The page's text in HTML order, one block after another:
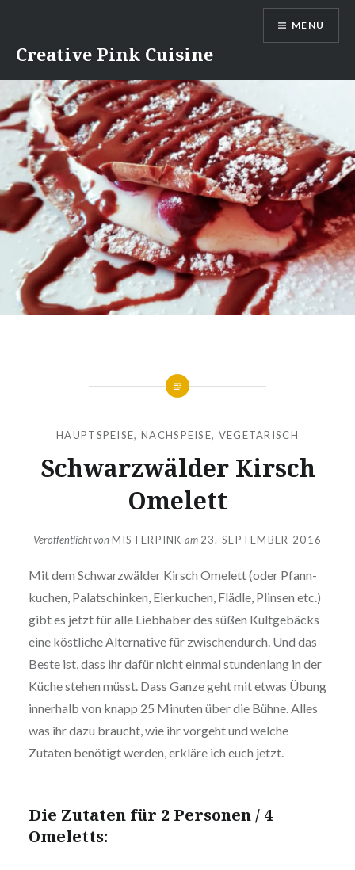
InhaltCreative Pink Cuisine
MENÜ
HAUPTSPEISE, NACHSPEISE, VEGETARISCH
Schwarz­wäl­der Kirsch
Omelett
Veröffentlicht vonMISTERPINK am 23. SEPTEMBER 2016
Mit dem Schwarz­wäl­der Kirsch Omelett (oder Pfann­
ku­chen, Pala­tschin­ken, Eier­ku­chen, Flädle, Plinsen etc.)
gibt es jetzt für alle Liebhaber des süßen Kult­ge­bäcks
eine köstliche Alter­na­ti­ve für zwi­schen­durch. Und das
Beste ist, dass ihr dafür nicht einmal stun­den­lang in der
Küche stehen müsst. Dass Ganze geht mit etwas Übung
innerhalb von knapp 25 Minuten über die Bühne. Alles
was ihr dazu braucht, wie ihr vorgeht und welche
Zutaten benötigt werden, erkläre ich euch jetzt.
Die Zutaten für 2 Personen / 4
Omeletts: